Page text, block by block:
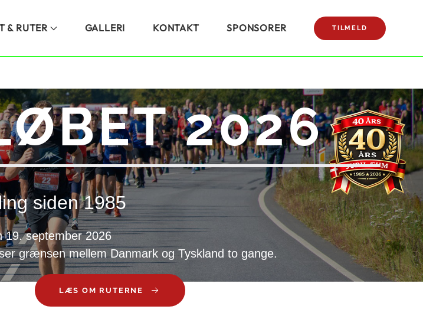
& RUTER GALLERI KONTAKT SPONSORER TILMELD
2026
siden 1985
19. september 2026
grænsen mellem Danmark og Tyskland to gange.
LÆS OM RUTERNE